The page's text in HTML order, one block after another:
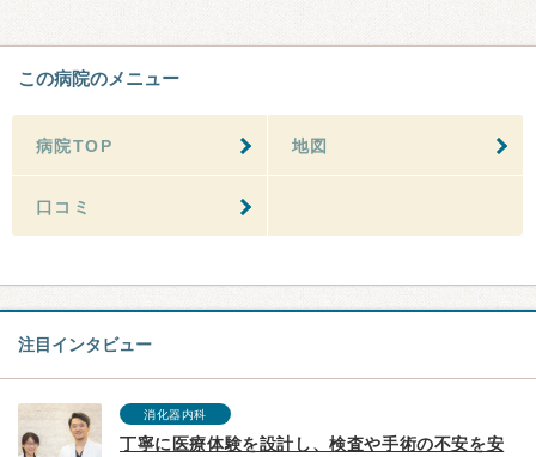
この病院のメニュー
病院TOP 地図
口コミ
注目インタビュー
消化器内科
丁寧に医療体験を設計し、検査や手術の不安を安